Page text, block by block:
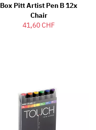
Box Pitt Artist Pen B 12x
Chair
41,60 CHF